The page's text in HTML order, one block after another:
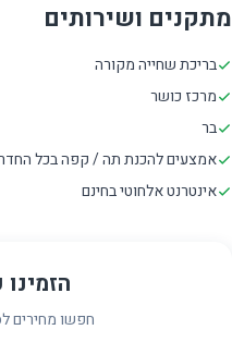
מתקנים ושירותים
בריכת שחייה מקורה
מרכז כושר
בר
אמצעים להכנת תה / קפה בכל
אינטרנט אלחוטי בחינם
חפשו מחירים